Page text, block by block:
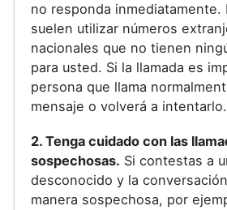
no responda inmediatamente.
suelen utilizar números
nacionales que no tienen
para usted. Si la llamada es
persona que llama
mensaje o volverá a intentarlo.
2. Tenga cuidado con las
sospechosas. Si contestas a
desconocido y la
manera sospechosa, por